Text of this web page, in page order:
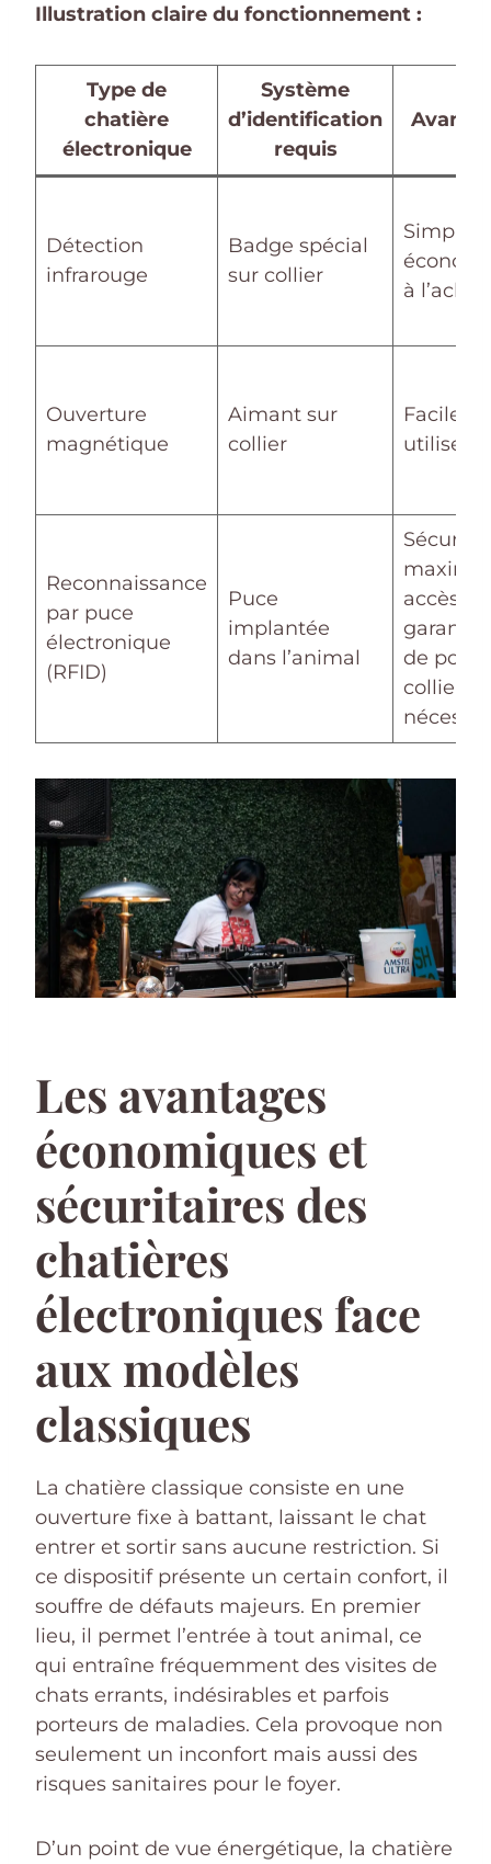
Illustration claire du fonctionnement :
Type de
chatière
électronique
Système
d’identification
requis
Détection
infrarouge
Badge spécial
sur collier
Simple
à l’achat
Ouverture
magnétique
Aimant sur
collier
Facile à
utiliser
Reconnaissance
par puce
électronique
(RFID)
Puce
implantée
dans l’animal
Sécurité
accès
garanti,
de port
collier
Les avantages
économiques et
sécuritaires des
chatières
électroniques face
aux modèles
classiques
La chatière classique consiste en une
ouverture fixe à battant, laissant le chat
entrer et sortir sans aucune restriction. Si
ce dispositif présente un certain confort, il
souffre de défauts majeurs. En premier
lieu, il permet l’entrée à tout animal, ce
qui entraîne fréquemment des visites de
chats errants, indésirables et parfois
porteurs de maladies. Cela provoque non
seulement un inconfort mais aussi des
risques sanitaires pour le foyer.
D’un point de vue énergétique, la chatière